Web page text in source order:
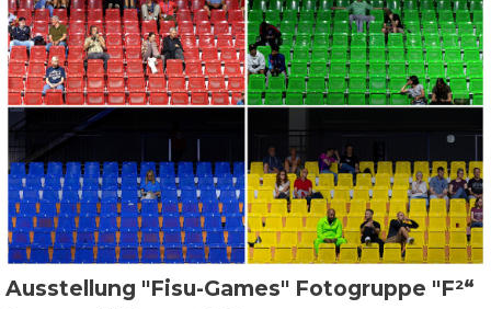
Ausstellung "Fisu-Games" Fotogruppe "F²“